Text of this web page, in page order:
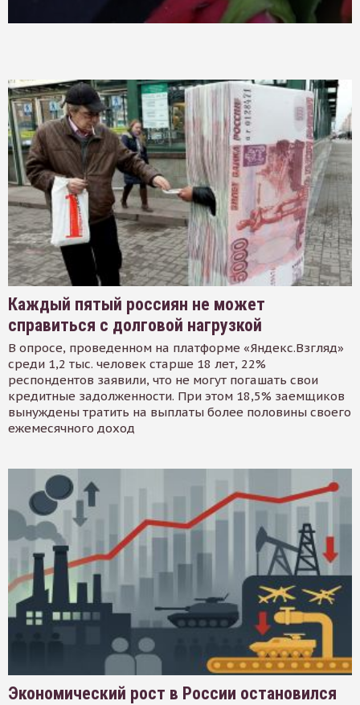
Каждый пятый россиян не может
справиться с долговой нагрузкой
В опросе, проведенном на платформе «Яндекс.Взгляд»
среди 1,2 тыс. человек старше 18 лет, 22%
респондентов заявили, что не могут погашать свои
кредитные задолженности. При этом 18,5% заемщиков
вынуждены тратить на выплаты более половины своего
ежемесячного доход
Экономический рост в России остановился